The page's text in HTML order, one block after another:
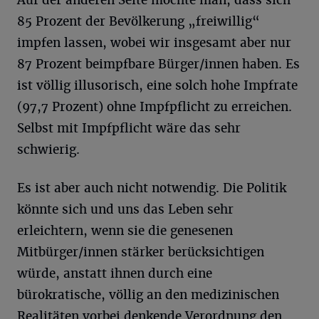
85 Prozent der Bevölkerung „freiwillig“
impfen lassen, wobei wir insgesamt aber nur
87 Prozent beimpfbare Bürger/innen haben. Es
ist völlig illusorisch, eine solch hohe Impfrate
(97,7 Prozent) ohne Impfpflicht zu erreichen.
Selbst mit Impfpflicht wäre das sehr
schwierig.
Es ist aber auch nicht notwendig. Die Politik
könnte sich und uns das Leben sehr
erleichtern, wenn sie die genesenen
Mitbürger/innen stärker berücksichtigen
würde, anstatt ihnen durch eine
bürokratische, völlig an den medizinischen